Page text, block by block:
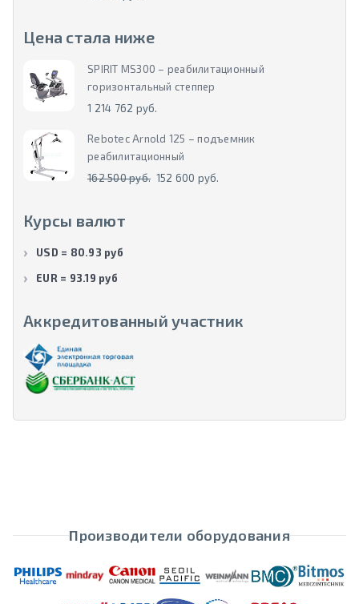
Цена стала ниже
SPIRIT MS300 – реабилитационный
горизонтальный степпер
1 214 762 руб.
Rebotec Arnold 125 – подъемник
реабилитационный
162 500 руб. 152 600 руб.
Курсы валют
USD = 80.93 руб
EUR = 93.19 руб
Аккредитованный участник
Производители оборудования